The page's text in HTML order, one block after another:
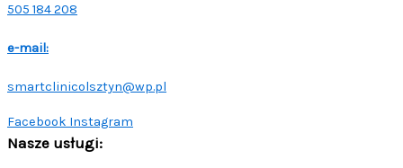
505 184 208
e-mail:
smartclinicolsztyn@wp.pl
Facebook Instagram
Nasze usługi: